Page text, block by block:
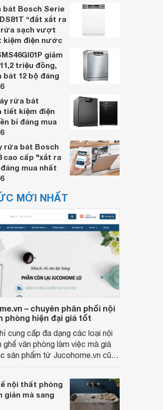
Bộ nút nhấn chuông đơn
Schneider E8331BPL1
Giá từ 160.083 đ
Có 38 nơi bán
Bộ chuông cửa từ báo khách
báo trộm ATA AT-332
Giá từ 249.450 đ
Có 1 nơi bán
bát Bosch Serie
“đắt xắt ra
rửa sạch vượt
kiệm điện nước
giảm
triệu đồng,
bát 12 bộ đáng
rửa bát
tiết kiệm điện
bỉ đáng mua
rửa bát Bosch
cao cấp "xắt ra
mua nhất
MỚI NHẤT
– chuyên phân phối nội
phòng hiện đại giá tốt
cung cấp đa dạng các loại nội
ghế văn phòng làm việc mà giá
sản phẩm từ Jucohome.vn cũng
nội thất phòng
giản mà sang